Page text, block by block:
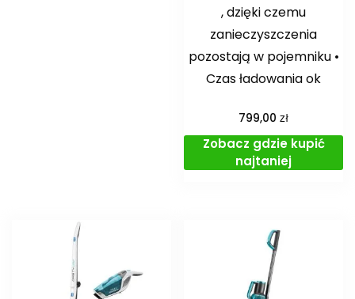
, dzięki czemu
zanieczyszczenia
pozostają w pojemniku •
Czas ładowania ok
799,00zł
Zobacz gdzie kupić
najtaniej